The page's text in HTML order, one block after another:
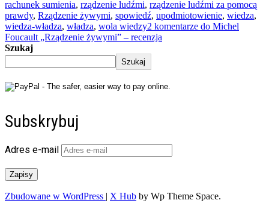
rachunek sumienia, rządzenie ludźmi, rządzenie ludźmi za pomocą
prawdy, Rządzenie żywymi, spowiedź, upodmiotowienie, wiedza,
wiedza-władza, władza, wola wiedzy2 komentarze do Michel
Foucault „Rządzenie żywymi” – recenzja
Szukaj
Szukaj
Subskrybuj
Adres e-mail
Zapisy
Zbudowane w WordPress | X Hub by Wp Theme Space.